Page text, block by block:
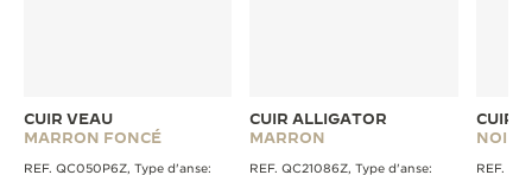
CUIR VEAU
MARRON FONCÉ
REF. QC050P6Z, Type d'anse:
CUIR ALLIGATOR
MARRON
REF. QC21086Z, Type d'anse:
CUIR
NOIR
REF.